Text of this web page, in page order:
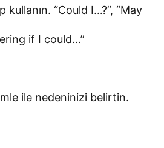
kullanın. “Could I…?”, “May
if I could…”
ile nedeninizi belirtin.